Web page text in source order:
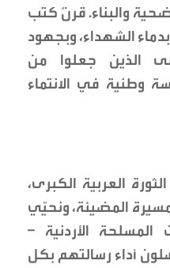
والبناء. قرنٌ كتب
الشهداء، وبجهود
الذين جعلوا من
وطنية في الانتماء
العربية الكبرى،
المضيئة، ونحيّي
الأردنية –
أداء رسالتهم بكل